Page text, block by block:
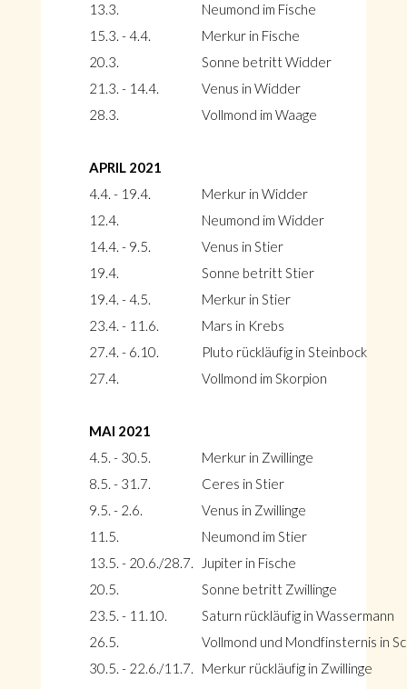
13.3.
Neumond im Fische
15.3. - 4.4.
Merkur in Fische
20.3.
Sonne betritt Widder
21.3. - 14.4.
Venus in Widder
28.3.
Vollmond im Waage
APRIL 2021
4.4. - 19.4.
Merkur in Widder
12.4.
Neumond im Widder
14.4. - 9.5.
Venus in Stier
19.4.
Sonne betritt Stier
19.4. - 4.5.
Merkur in Stier
23.4. - 11.6.
Mars in Krebs
27.4. - 6.10.
Pluto rückläufig in Steinbock
27.4.
Vollmond im Skorpion
MAI 2021
4.5. - 30.5.
Merkur in Zwillinge
8.5. - 31.7.
Ceres in Stier
9.5. - 2.6.
Venus in Zwillinge
11.5.
Neumond im Stier
13.5. - 20.6./28.7.
Jupiter in Fische
20.5.
Sonne betritt Zwillinge
23.5. - 11.10.
Saturn rückläufig in Wassermann
26.5.
Vollmond und Mondfinsternis in
30.5. - 22.6./11.7.
Merkur rückläufig in Zwillinge